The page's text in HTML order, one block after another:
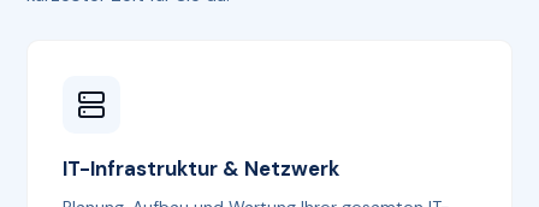
IT-Infrastruktur & Netzwerk